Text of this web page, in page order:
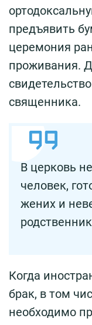
предъявить
церемония
проживания.
священника.
В церковь
человек,
жених и
Когда
брак, в том
необходимо